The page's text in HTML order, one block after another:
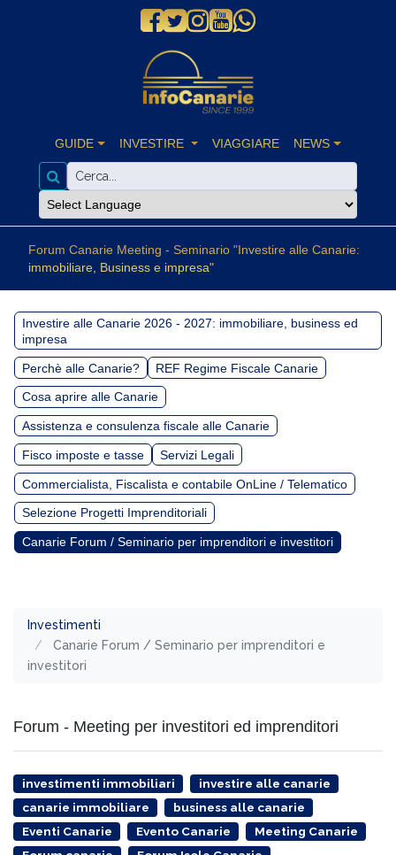
GUIDE INVESTIRE VIAGGIARE NEWS
Forum Canarie Meeting - Seminario "Investire alle Canarie:
immobiliare, Business e impresa"
Investire alle Canarie 2026 - 2027: immobiliare, business ed
impresa
Perchè alle Canarie? REF Regime Fiscale Canarie
Cosa aprire alle Canarie
Assistenza e consulenza fiscale alle Canarie
Fisco imposte e tasse Servizi Legali
Commercialista, Fiscalista e contabile OnLine / Telematico
Selezione Progetti Imprenditoriali
Canarie Forum / Seminario per imprenditori e investitori
Investimenti
Canarie Forum / Seminario per imprenditori e
investitori
Forum - Meeting per investitori ed imprenditori
investimenti immobiliari
investire alle canarie
canarie immobiliare
business alle canarie
Eventi Canarie
Evento Canarie
Meeting Canarie